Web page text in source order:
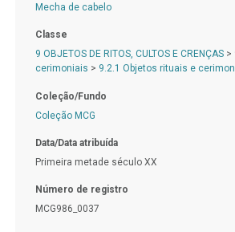
Mecha de cabelo
Classe
9 OBJETOS DE RITOS, CULTOS E CRENÇAS>
cerimoniais > 9.2.1 Objetos rituais e
Coleção/Fundo
Coleção MCG
Data/Data atribuída
Primeira metade século XX
Número de registro
MCG986_0037